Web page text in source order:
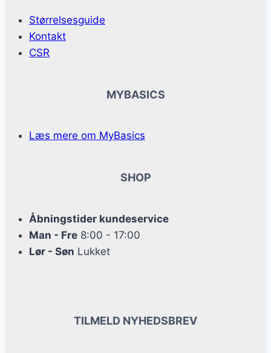
Størrelsesguide
Kontakt
CSR
MYBASICS
Læs mere om MyBasics
SHOP
Åbningstider kundeservice
Man - Fre 8:00 - 17:00
Lør - Søn Lukket
TILMELD NYHEDSBREV